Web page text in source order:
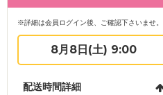
※詳細は会員ログイン後、ご確認下さいませ。
8月8日(土) 9:00
配送時間詳細